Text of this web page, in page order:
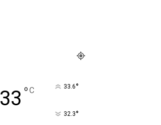
33 °C 33.6°
32.3°